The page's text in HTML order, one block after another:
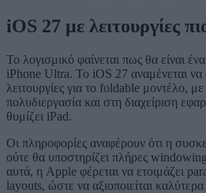
iOS 27 με λειτουργίες
Το λογισμικό φαίνεται πως θα είναι
iPhone Ultra. Το iOS 27 αναμένεται να
λειτουργίες για το foldable μοντέλο,
πολυδιεργασία και στη διαχείριση
θυμίζει iPad.
Οι πληροφορίες αναφέρουν ότι η
ούτε θα υποστηρίζει πλήρες
αυτά, η Apple φέρεται να ετοιμάζει
layouts, ώστε να αξιοποιείται